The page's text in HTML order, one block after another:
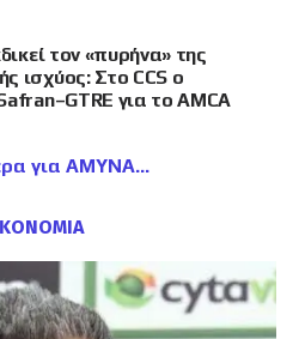
τον «πυρήνα» της
ισχύος: Στο CCS ο
για το AMCA
για ΑΜΥΝΑ